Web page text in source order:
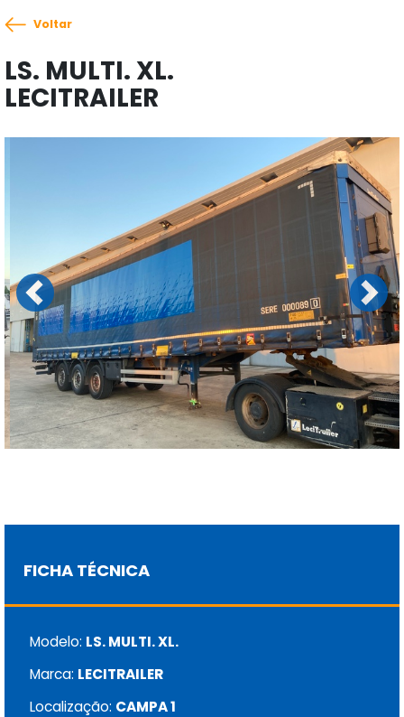
Voltar
LS. MULTI. XL.
LECITRAILER
Previous Next
FICHA TÉCNICA
Modelo: LS. MULTI. XL.
Marca: LECITRAILER
Localização: CAMPA 1